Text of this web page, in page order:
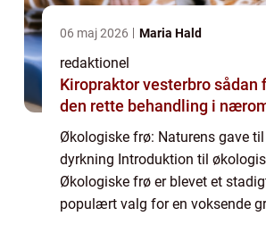
06 maj 2026 Maria Hald
redaktionel
Kiropraktor vesterbro sådan finder du
den rette behandling i
Økologiske frø: Naturens gave
dyrkning Introduktion til
Økologiske frø er blevet et
populært valg for en voksende